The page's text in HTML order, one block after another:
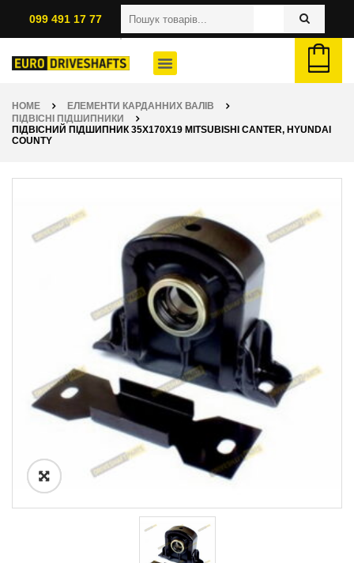
099 491 17 77
HOME
ЕЛЕМЕНТИ КАРДАННИХ ВАЛІВ
ПІДВІСНІ ПІДШИПНИКИ
ПІДВІСНИЙ ПІДШИПНИК 35X170X19 MITSUBISHI CANTER, HYUNDAI
COUNTY